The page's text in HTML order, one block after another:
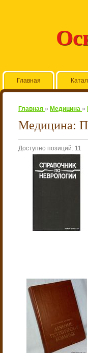
Главная
Главная » Медицина »
Медицина:
Доступно позиций: 11